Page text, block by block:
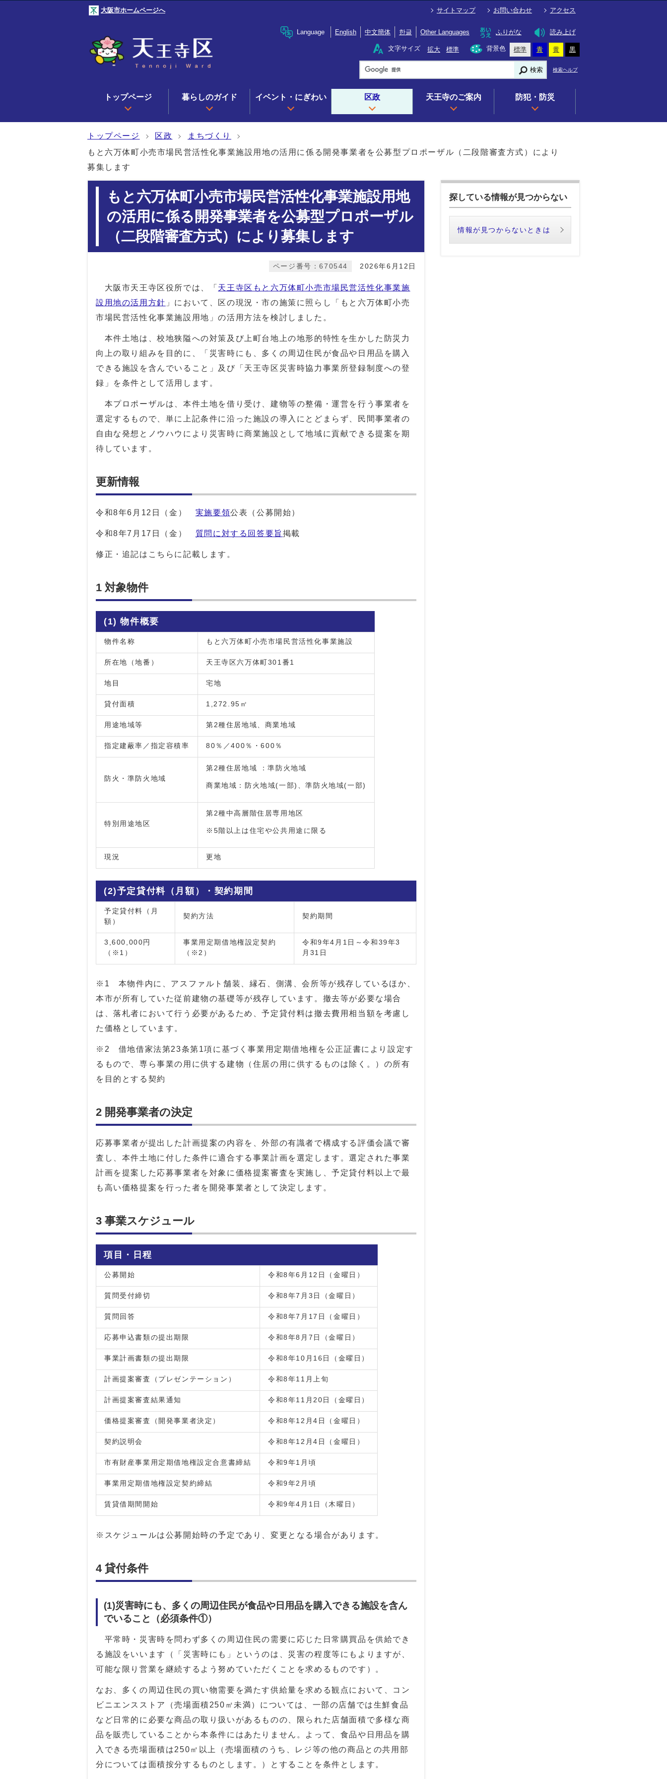
大阪市ホームページへ サイトマップ お問い合わせ アクセス
Language English 中文簡体 한글 Other Languages ふりがな 読み上げ
文字サイズ 拡大 標準 背景色 標準 青 黄 黒
検索 検索ヘルプ
トップページ 暮らしのガイド イベント・にぎわい 区政 天王寺のご案内 防犯・防災
トップページ 区政
まちづくり
もと六万体町小売市場民営活性化事業施設用地の活用に係る開発事業者を公募型プロポーザル（二段階審査方式）により
募集します
もと六万体町小売市場民営活性化事業施設用地
の活用に係る開発事業者を公募型プロポーザル
（二段階審査方式）により募集します
2026年6月12日
ページ番号：670544
大阪市天王寺区役所では、「 天王寺区もと六万体町小売市場民営活性化事業施
設用地の活用方針 」において、区の現況・市の施策に照らし「もと六万体町小売
市場民営活性化事業施設用地」の活用方法を検討しました。
本件土地は、校地狭隘への対策及び上町台地上の地形的特性を生かした防災力
向上の取り組みを目的に、「災害時にも、多くの周辺住民が食品や日用品を購入
できる施設を含んでいること」及び「天王寺区災害時協力事業所登録制度への登
録」を条件として活用します。
本プロポーザルは、本件土地を借り受け、建物等の整備・運営を行う事業者を
選定するもので、単に上記条件に沿った施設の導入にとどまらず、民間事業者の
自由な発想とノウハウにより災害時に商業施設として地域に貢献できる提案を期
待しています。
更新情報
令和8年6月12日（金） 実施要領公表（公募開始）
令和8年7月17日（金） 質問に対する回答要旨 掲載
修正・追記はこちらに記載します。
1 対象物件
(1) 物件概要
物件名称 もと六万体町小売市場民営活性化事業施設
所在地（地番） 天王寺区六万体町301番1
地目 宅地
貸付面積 1,272.95㎡
用途地域等 第2種住居地域、商業地域
指定建蔽率／指定容積率 80％／400％・600％
防火・準防火地域
第2種住居地域 ：準防火地域
商業地域：防火地域(一部)、準防火地域(一部)
特別用途地区
第2種中高層階住居専用地区
※5階以上は住宅や公共用途に限る
現況 更地
(2)予定貸付料（月額）・契約期間
予定貸付料（月
額）
契約方法 契約期間
3,600,000円
（※1）
事業用定期借地権設定契約
（※2）
令和9年4月1日～令和39年3
月31日
※1 本物件内に、アスファルト舗装、縁石、側溝、会所等が残存しているほか、
本市が所有していた従前建物の基礎等が残存しています。撤去等が必要な場合
は、落札者において行う必要があるため、予定貸付料は撤去費用相当額を考慮し
た価格としています。
※2 借地借家法第23条第1項に基づく事業用定期借地権を公正証書により設定す
るもので、専ら事業の用に供する建物（住居の用に供するものは除く。）の所有
を目的とする契約
2 開発事業者の決定
応募事業者が提出した計画提案の内容を、外部の有識者で構成する評価会議で審
査し、本件土地に付した条件に適合する事業計画を選定します。選定された事業
計画を提案した応募事業者を対象に価格提案審査を実施し、予定貸付料以上で最
も高い価格提案を行った者を開発事業者として決定します。
3 事業スケジュール
項目・日程
公募開始 令和8年6月12日（金曜日）
質問受付締切 令和8年7月3日（金曜日）
質問回答 令和8年7月17日（金曜日）
応募申込書類の提出期限 令和8年8月7日（金曜日）
事業計画書類の提出期限 令和8年10月16日（金曜日）
計画提案審査（プレゼンテーション） 令和8年11月上旬
計画提案審査結果通知 令和8年11月20日（金曜日）
価格提案審査（開発事業者決定） 令和8年12月4日（金曜日）
契約説明会 令和8年12月4日（金曜日）
市有財産事業用定期借地権設定合意書締結 令和9年1月頃
事業用定期借地権設定契約締結 令和9年2月頃
賃貸借期間開始 令和9年4月1日（木曜日）
※スケジュールは公募開始時の予定であり、変更となる場合があります。
4 貸付条件
(1)災害時にも、多くの周辺住民が食品や日用品を購入できる施設を含ん
でいること（必須条件①）
平常時・災害時を問わず多くの周辺住民の需要に応じた日常購買品を供給でき
る施設をいいます（「災害時にも」というのは、災害の程度等にもよりますが、
可能な限り営業を継続するよう努めていただくことを求めるものです）。
なお、多くの周辺住民の買い物需要を満たす供給量を求める観点において、コン
ビニエンスストア（売場面積250㎡未満）については、一部の店舗では生鮮食品
など日常的に必要な商品の取り扱いがあるものの、限られた店舗面積で多様な商
品を販売していることから本条件にはあたりません。よって、食品や日用品を購
入できる売場面積は250㎡以上（売場面積のうち、レジ等の他の商品との共用部
分については面積按分するものとします。）とすることを条件とします。
探している情報が見つからない
情報が見つからないときは